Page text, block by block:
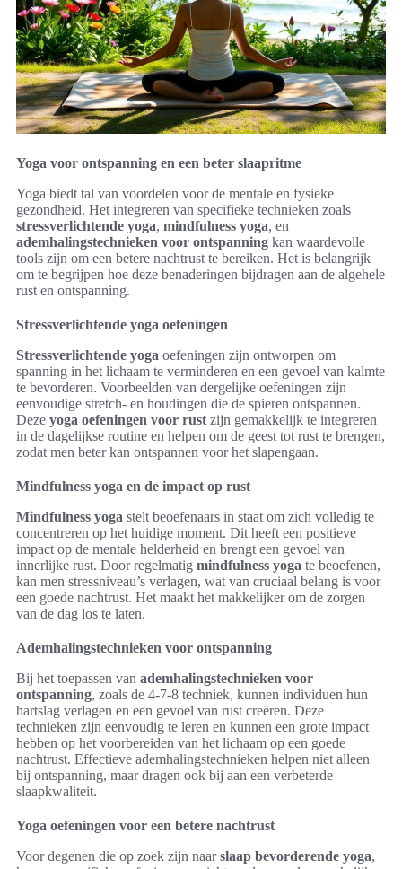
Yoga voor ontspanning en een beter slaapritme
Yoga biedt tal van voordelen voor de mentale en fysieke
gezondheid. Het integreren van specifieke technieken zoals
stressverlichtende yoga, mindfulness yoga, en
ademhalingstechnieken voor ontspanning kan waardevolle
tools zijn om een betere nachtrust te bereiken. Het is belangrijk
om te begrijpen hoe deze benaderingen bijdragen aan de algehele
rust en ontspanning.
Stressverlichtende yoga oefeningen
Stressverlichtende yoga oefeningen zijn ontworpen om
spanning in het lichaam te verminderen en een gevoel van kalmte
te bevorderen. Voorbeelden van dergelijke oefeningen zijn
eenvoudige stretch- en houdingen die de spieren ontspannen.
Deze yoga oefeningen voor rust zijn gemakkelijk te integreren
in de dagelijkse routine en helpen om de geest tot rust te brengen,
zodat men beter kan ontspannen voor het slapengaan.
Mindfulness yoga en de impact op rust
Mindfulness yoga stelt beoefenaars in staat om zich volledig te
concentreren op het huidige moment. Dit heeft een positieve
impact op de mentale helderheid en brengt een gevoel van
innerlijke rust. Door regelmatig mindfulness yoga te beoefenen,
kan men stressniveau’s verlagen, wat van cruciaal belang is voor
een goede nachtrust. Het maakt het makkelijker om de zorgen
van de dag los te laten.
Ademhalingstechnieken voor ontspanning
Bij het toepassen van ademhalingstechnieken voor
ontspanning, zoals de 4-7-8 techniek, kunnen individuen hun
hartslag verlagen en een gevoel van rust creëren. Deze
technieken zijn eenvoudig te leren en kunnen een grote impact
hebben op het voorbereiden van het lichaam op een goede
nachtrust. Effectieve ademhalingstechnieken helpen niet alleen
bij ontspanning, maar dragen ook bij aan een verbeterde
slaapkwaliteit.
Yoga oefeningen voor een betere nachtrust
Voor degenen die op zoek zijn naarslaap bevorderende yoga,